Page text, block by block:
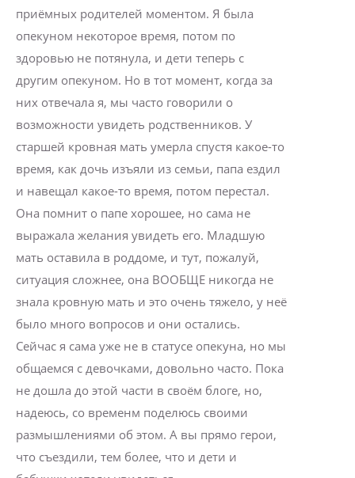
приёмных родителей моментом. Я была
опекуном некоторое время, потом по
здоровью не потянула, и дети теперь с
другим опекуном. Но в тот момент, когда за
них отвечала я, мы часто говорили о
возможности увидеть родственников. У
старшей кровная мать умерла спустя какое-то
время, как дочь изъяли из семьи, папа ездил
и навещал какое-то время, потом перестал.
Она помнит о папе хорошее, но сама не
выражала желания увидеть его. Младшую
мать оставила в роддоме, и тут, пожалуй,
ситуация сложнее, она ВООБЩЕ никогда не
знала кровную мать и это очень тяжело, у неё
было много вопросов и они остались.
Сейчас я сама уже не в статусе опекуна, но мы
общаемся с девочками, довольно часто. Пока
не дошла до этой части в своём блоге, но,
надеюсь, со временм поделюсь своими
размышлениями об этом. А вы прямо герои,
что съездили, тем более, что и дети и